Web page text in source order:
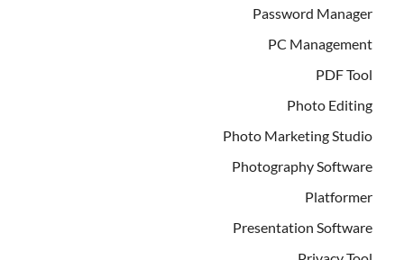
Password Manager
PC Management
PDF Tool
Photo Editing
Photo Marketing Studio
Photography Software
Platformer
Presentation Software